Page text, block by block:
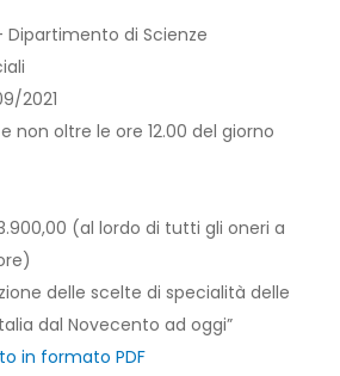
Dipartimento di Scienze
2021
non oltre le ore 12.00 del giorno
(al lordo di tutti gli oneri a
delle scelte di specialità delle
dal Novecento ad oggi”
in formato PDF